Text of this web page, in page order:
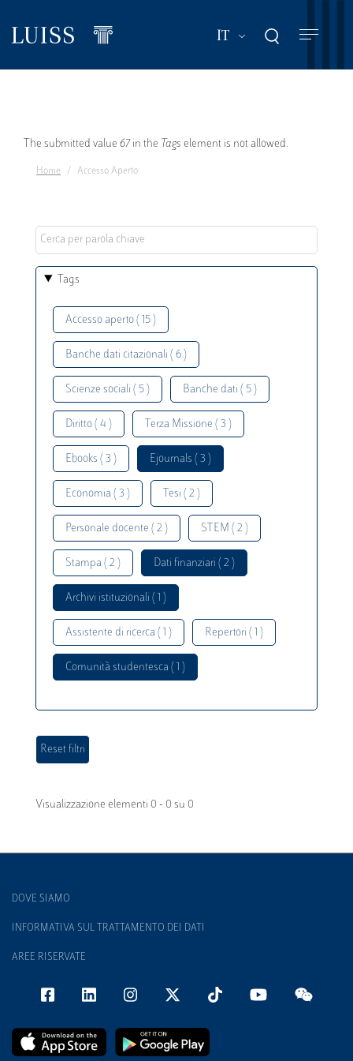
contenuto
IT Mostra ulteriori
Messaggio
di
The submitted value 67 in the Tags element is not allowed.
Home Accesso Aperto
Tags
Accesso aperto ( 15 )
Banche dati citazionali ( 6 )
Scienze sociali ( 5 ) Banche dati ( 5 )
Diritto ( 4 ) Terza Missione ( 3 )
Ebooks ( 3 ) Ejournals ( 3 )
Economia ( 3 ) Tesi ( 2 )
Personale docente ( 2 ) STEM ( 2 )
Stampa ( 2 ) Dati finanziari ( 2 )
Archivi istituzionali ( 1 )
Assistente di ricerca ( 1 ) Repertori ( 1 )
Comunità studentesca ( 1 )
Visualizzazione elementi 0 - 0 su 0
DOVE SIAMO
INFORMATIVA SUL TRATTAMENTO DEI DATI
AREE RISERVATE